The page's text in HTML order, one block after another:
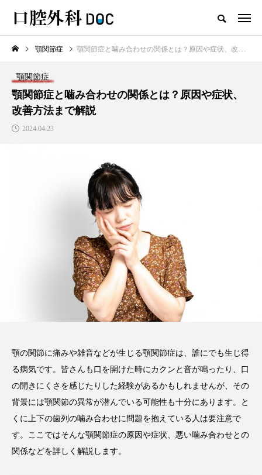
TOP 口腔外科
新着記事
口腔外科
口唇ヘルペスと口内炎の違い
は？見分け方や診療科、治療
注目のトピック
コラム
顎関節症 顎関節症と噛み合わせの関係とは？原因や症状、改善方法まで解説
顎関節症
顎関節症と噛み合わせの関係とは？原因や症状、
改善方法まで解説
2024.04.23
顎の関節に痛みや雑音などが生じる顎関節症は、誰にでも生じ得
る病気です。皆さんも口を開けた時にカクンと音が鳴ったり、口
の開きにくさを感じたりした経験があるかもしれませんが、その
背景には顎関節の異常が潜んでいる可能性も十分にあります。と
くに上下の歯列の噛み合わせに問題を抱えている人は要注意で
す。ここではそんな顎関節症の原因や症状、悪い噛み合わせとの
関係などを詳しく解説します。